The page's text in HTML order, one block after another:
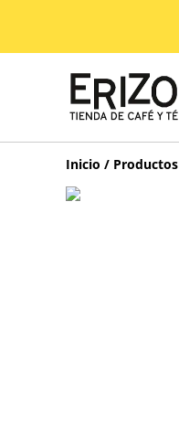
Inicio / Productos